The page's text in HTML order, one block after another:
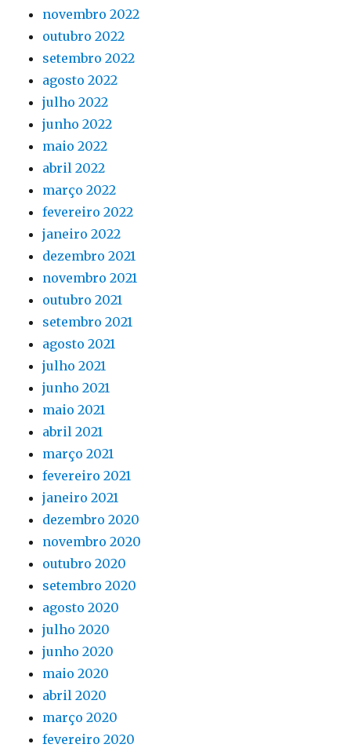
novembro 2022
outubro 2022
setembro 2022
agosto 2022
julho 2022
junho 2022
maio 2022
abril 2022
março 2022
fevereiro 2022
janeiro 2022
dezembro 2021
novembro 2021
outubro 2021
setembro 2021
agosto 2021
julho 2021
junho 2021
maio 2021
abril 2021
março 2021
fevereiro 2021
janeiro 2021
dezembro 2020
novembro 2020
outubro 2020
setembro 2020
agosto 2020
julho 2020
junho 2020
maio 2020
abril 2020
março 2020
fevereiro 2020